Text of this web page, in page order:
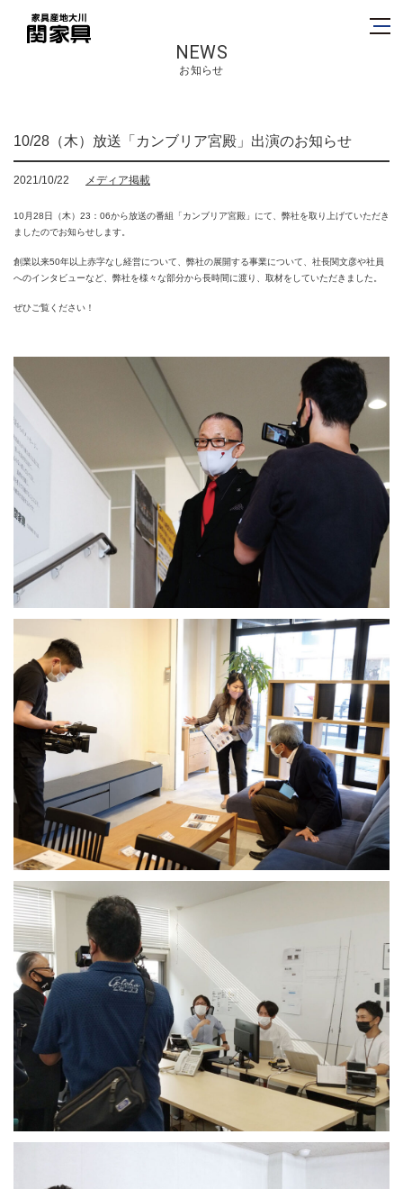
NEWS
お知らせ
10/28（木）放送「カンブリア宮殿」出演のお知らせ
2021/10/22 メディア掲載
10月28日（木）23：06から放送の番組「カンブリア宮殿」にて、弊社を取り上げていただき
ましたのでお知らせします。
創業以来50年以上赤字なし経営について、弊社の展開する事業について、社長関文彦や社員
へのインタビューなど、弊社を様々な部分から長時間に渡り、取材をしていただきました。
ぜひご覧ください！